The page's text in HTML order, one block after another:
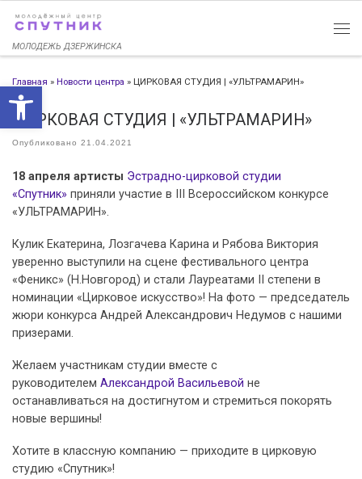
Открыть панель
Перейти к содержимому
МОЛОДЕЖЬ ДЗЕРЖИНСКА
Главная » Новости центра » ЦИРКОВАЯ СТУДИЯ | «УЛЬТРАМАРИН»
ЦИРКОВАЯ СТУДИЯ | «УЛЬТРАМАРИН»
Опубликовано 21.04.2021
18 апреля артисты Эстрадно-цирковой студии
«Спутник» приняли участие в III Всероссийском конкурсе
«УЛЬТРАМАРИН».
Кулик Екатерина, Лозгачева Карина и Рябова Виктория
уверенно выступили на сцене фестивального центра
«Феникс» (Н.Новгород) и стали Лауреатами II степени в
номинации «Цирковое искусство»! На фото — председатель
жюри конкурса Андрей Александрович Недумов с нашими
призерами.
Желаем участникам студии вместе с
руководителем Александрой Васильевой не
останавливаться на достигнутом и стремиться покорять
новые вершины!
Хотите в классную компанию — приходите в цирковую
студию «Спутник»!